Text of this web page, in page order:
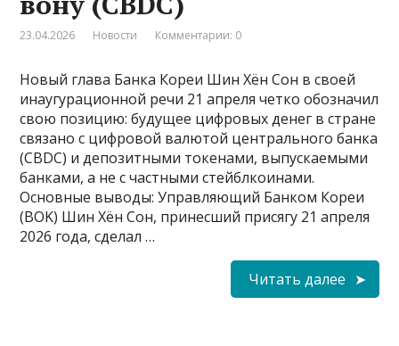
23.04.2026 Новости Комментарии: 0
Новый глава Банка Кореи Шин Хён Сон в своей
инаугурационной речи 21 апреля четко обозначил
свою позицию: будущее цифровых денег в стране
связано с цифровой валютой центрального банка
(CBDC) и депозитными токенами, выпускаемыми
банками, а не с частными стейблкоинами.
Основные выводы: Управляющий Банком Кореи
(BOK) Шин Хён Сон, принесший присягу 21 апреля
2026 года, сделал …
Читать далее